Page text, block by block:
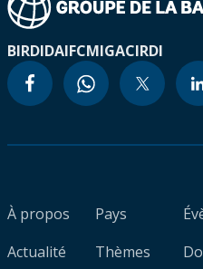
BIRDIDAIFCMIGACIRDI
À propos
Actualité
Pays
Thèmes